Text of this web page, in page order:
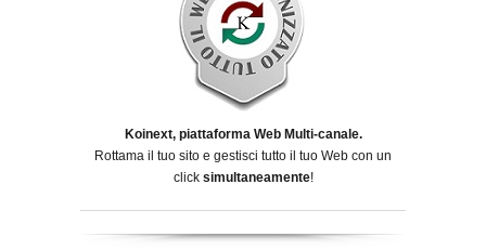
Koinext, piattaforma Web Multi-canale.
Rottama il tuo sito e gestisci tutto il tuo Web con un
click simultaneamente!